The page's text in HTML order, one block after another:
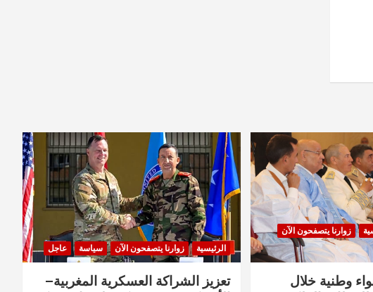
زوارنا يتصفحون الآن
وطنية خلال
الرئيسية زوارنا يتصفحون الآن سياسة عاجل
تعزيز الشراكة العسكرية المغربية–